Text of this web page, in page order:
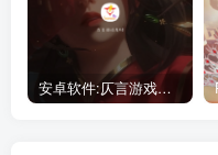
安卓软件:仄言游戏库4.0APP全新上架了！没有下的赶紧下载呀！